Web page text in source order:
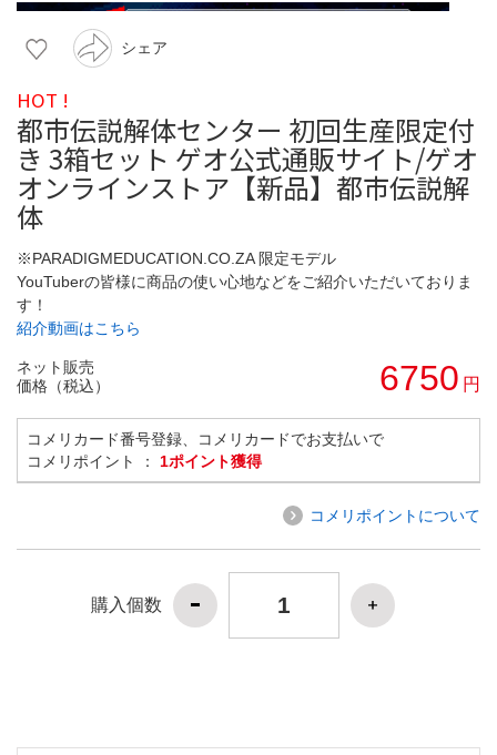
シェア
HOT !
都市伝説解体センター 初回生産限定付
き 3箱セット ゲオ公式通販サイト/ゲオ
オンラインストア【新品】都市伝説解
体
※PARADIGMEDUCATION.CO.ZA 限定モデル
YouTuberの皆様に商品の使い心地などをご紹介いただいておりま
す！
紹介動画はこちら
ネット販売
価格（税込）
6750 円
コメリカード番号登録、コメリカードでお支払いで
コメリポイント ： 1ポイント獲得
コメリポイントについて
購入個数